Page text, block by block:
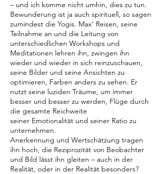
– und ich komme nicht umhin, dies zu tun.
Bewunderung ist ja auch spirituell, so sagen
zumindest die Yogis. Max‘ Reisen, seine
Teilnahme an und die Leitung von
unterschiedlichen Workshops und
Meditationen lehren ihn, zwingen ihn
wieder und wieder in sich reinzuschauen,
seine Bilder und seine Ansichten zu
optimieren, Farben anders zu sehen. Er
nutzt seine luziden Träume, um immer
besser und besser zu werden, Flüge durch
die gesamte Reichweite
seiner Emotionalität und seiner Ratio zu
unternehmen.
Anerkennung und Wertschätzung tragen
ihn hoch, die Reziprozität von Beobachter
und Bild lässt ihn gleiten – auch in der
Realität, oder in der Realität besonders?